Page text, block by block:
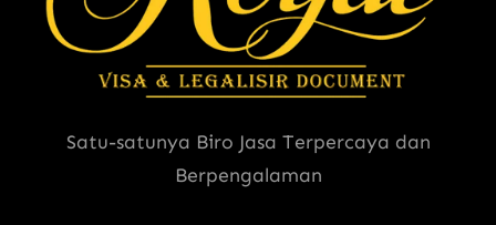
Satu-satunya Biro Jasa Terpercaya dan
Berpengalaman